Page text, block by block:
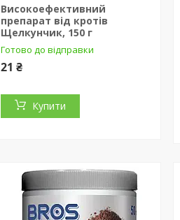
Високоефективний
препарат від кротів
Щелкунчик, 150 г
Готово до відправки
21 ₴
Купити